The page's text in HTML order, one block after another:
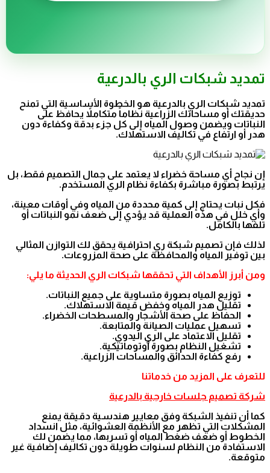
تمديد شبكات الري بالدرعية
تمديد شبكات الري بالدرعية هو الخطوة الأساسية التي تمنح
حديقتك أو مساحاتك الزراعية نظاماً متكاملاً يحافظ على
النباتات ويضمن وصول المياه إلى كل جزء بدقة وكفاءة دون
هدر أو ارتفاع في تكاليف الاستهلاك.
إن نجاح أي مساحة خضراء لا يعتمد على جمال التصميم فقط، بل
يرتبط بصورة مباشرة بكفاءة نظام الري المستخدم.
فكل نبات يحتاج إلى كمية محددة من المياه وفي أوقات معينة،
وأي خلل في هذه العملية قد يؤدي إلى ضعف نمو النباتات أو
تلفها بالكامل.
لذلك فإن تصميم شبكة ري احترافية يحقق لك التوازن المثالي
بين توفير المياه والمحافظة على صحة المزروعات.
ومن أبرز الأهداف التي تحققها شبكات الري الحديثة ما يلي:
توزيع المياه بصورة متساوية على جميع النباتات.
تقليل هدر المياه وخفض قيمة الاستهلاك.
الحفاظ على صحة الأشجار والمسطحات الخضراء.
تسهيل عمليات الصيانة والمتابعة.
تقليل الاعتماد على الري اليدوي.
تشغيل النظام بصورة أوتوماتيكية.
رفع كفاءة الحدائق والمساحات الزراعية.
للتعرف على المزيد من خدماتنا
شركة تصميم جلسات خارجية بالدرعية
كما أن تنفيذ الشبكة وفق معايير هندسية دقيقة يمنع
المشكلات التي تظهر مع الأنظمة العشوائية، مثل انسداد
الخطوط أو ضعف ضغط المياه أو تسربها، مما يضمن لك
الاستفادة من النظام لسنوات طويلة دون تكاليف إضافية غير
متوقعة.